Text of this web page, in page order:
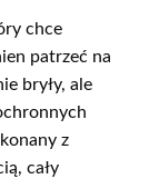
chce
patrzeć na
bryły, ale
z
cały